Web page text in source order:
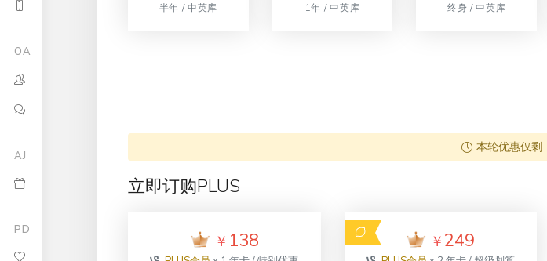
OA
AJ
PD
半年 / 中英库 1年 / 中英库 终身 / 中英库
本轮优惠仅剩
立即订购PLUS
￥ 138 ￥ 249